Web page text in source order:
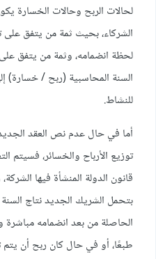
لحالات الربح وحالات الخسارة
الشركاء، بحيث ثمة من يتفق
لحظة انضمامه، وثمة من يتفق
السنة المحاسبية (ربح / خسارة)
للنشاط.
أما في حال عدم نص العقد
توزيع الأرباح والخسائر، فسيتم
قانون الدولة المنشأة فيها
بتحمل الشريك الجديد نتاج
الحاصلة من بعد انضمامه
طبعًا، أو في حال كان ربح أن يتم